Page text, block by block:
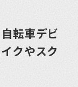
転車デビ
クやスク